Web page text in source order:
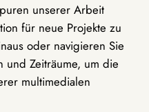
unserer Arbeit
für neue Projekte zu
oder navigieren Sie
und Zeiträume, um die
multimedialen